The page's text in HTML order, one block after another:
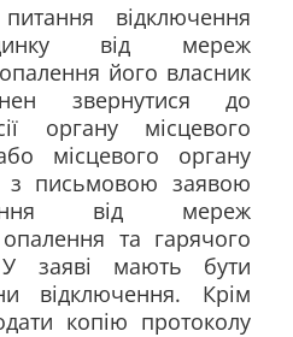
відключення
від мереж
його власник
звернутися до
органу місцевого
місцевого органу
з письмовою заявою
від мереж
опалення та гарячого
У заяві мають бути
відключення. Крім
копію протоколу